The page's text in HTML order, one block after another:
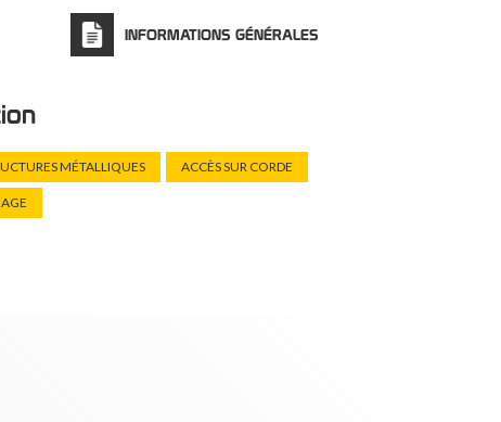
INFORMATIONS GÉNÉRALES
MÉTALLIQUES ACCÈS SUR CORDE